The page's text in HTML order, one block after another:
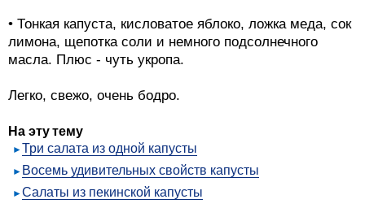
• Тонкая капуста, кисловатое яблоко, ложка меда, сок
лимона, щепотка соли и немного подсолнечного
масла. Плюс - чуть укропа.
Легко, свежо, очень бодро.
На эту тему
Три салата из одной капусты
Восемь удивительных свойств капусты
Салаты из пекинской капусты